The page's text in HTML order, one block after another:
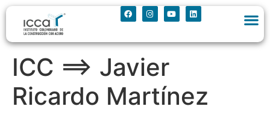
ICC ==> Javier
Ricardo Martínez